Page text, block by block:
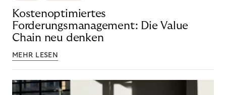
Kostenoptimiertes
Forderungsmanagement: Die Value
Chain neu denken
MEHR LESEN